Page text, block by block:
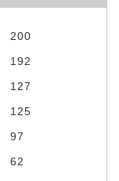
200
192
127
125
97
62